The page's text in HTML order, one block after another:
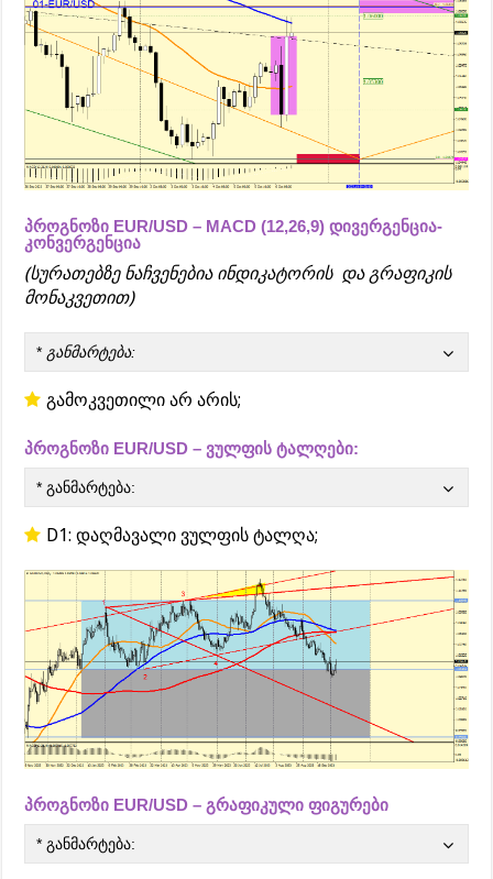
პროგნოზი EUR/USD – MACD (12,26,9) დივერგენცია-
კონვერგენცია
(სურათებზე ნაჩვენებია ინდიკატორის და გრაფიკის
მონაკვეთით)
* განმარტება:
გამოკვეთილი არ არის;
პროგნოზი EUR/USD – ვულფის ტალღები:
* განმარტება:
D1: დაღმავალი ვულფის ტალღა;
პროგნოზი EUR/USD – გრაფიკული ფიგურები
* განმარტება: